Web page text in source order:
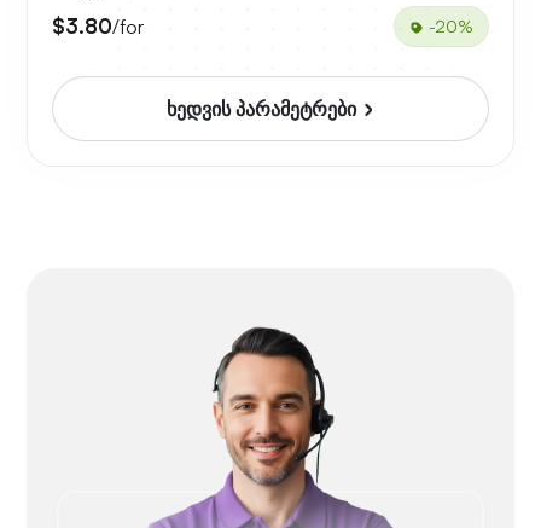
$3.80/for -20%
ხედვის პარამეტრები